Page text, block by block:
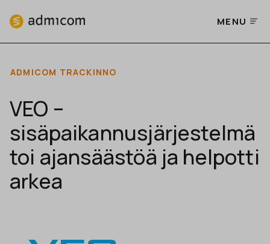
MENU
ADMICOM TRACKINNO
VEO –
sisäpaikannusjärjestelmä
toi ajansäästöä ja helpotti
arkea